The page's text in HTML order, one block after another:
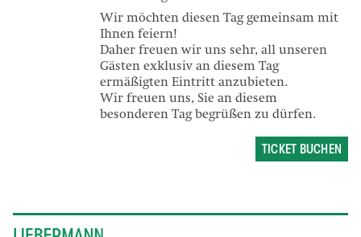
Wir möchten diesen Tag gemeinsam mit
Ihnen feiern!
Daher freuen wir uns sehr, all unseren
Gästen exklusiv an diesem Tag
ermäßigten Eintritt anzubieten.
Wir freuen uns, Sie an diesem
besonderen Tag begrüßen zu dürfen.
TICKET BUCHEN